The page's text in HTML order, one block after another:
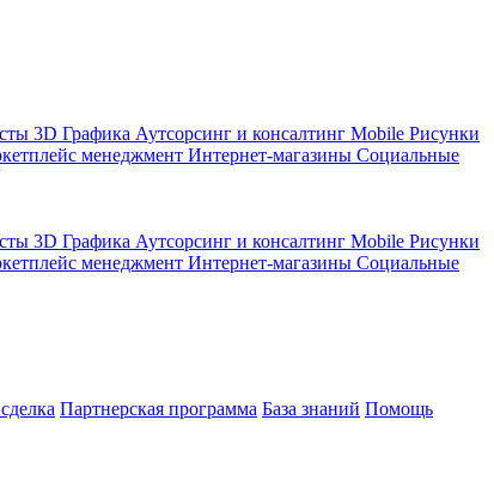
3D Графика Аутсорсинг и консалтинг Mobile Рисунки
менеджмент Интернет-магазины Социальные
3D Графика Аутсорсинг и консалтинг Mobile Рисунки
менеджмент Интернет-магазины Социальные
Партнерская программа База знаний Помощь